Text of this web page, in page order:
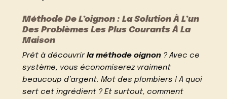
Méthode De L’oignon : La Solution À L’un
Des Problèmes Les Plus Courants À La
Maison
Prêt à découvrirla méthode oignon ? Avec ce
système, vous économiserez vraiment
beaucoup d’argent. Mot des plombiers ! A quoi
sert cet ingrédient ? Et surtout, comment